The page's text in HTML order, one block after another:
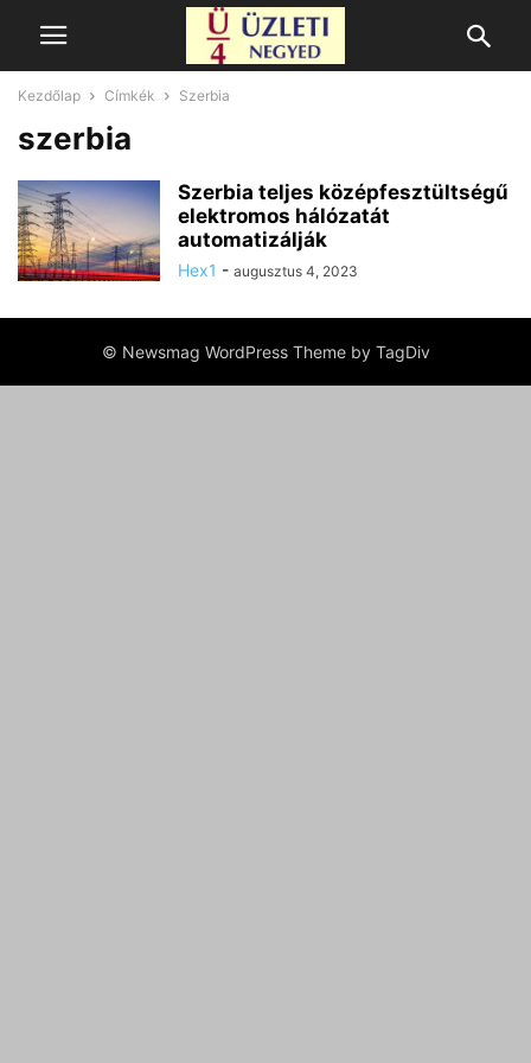
Kezdőlap Címkék Szerbia
szerbia
Szerbia teljes középfesztültségű
elektromos hálózatát
automatizálják
Hex1 - augusztus 4, 2023
© Newsmag WordPress Theme by TagDiv